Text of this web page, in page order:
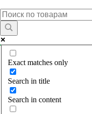
Exact matches only
Search in title
Search in content